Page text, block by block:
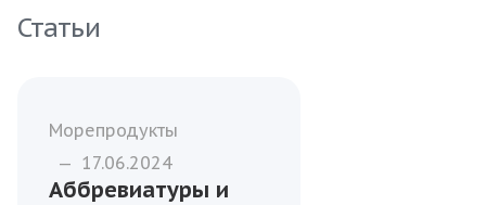
Статьи
Морепродукты
— 17.06.2024
Аббревиатуры и